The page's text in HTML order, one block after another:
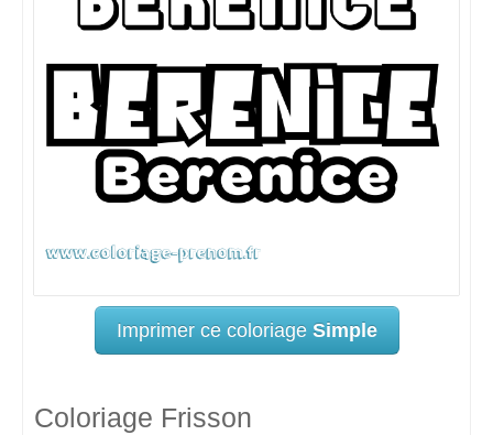
Imprimer ce coloriage Simple
Coloriage Frisson